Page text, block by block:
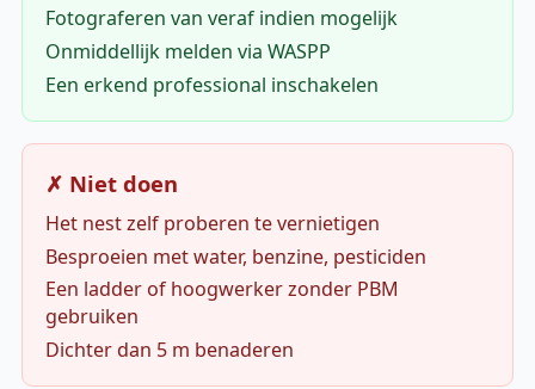
Fotograferen van veraf indien mogelijk
Onmiddellijk melden via WASPP
Een erkend professional inschakelen
✗ Niet doen
Het nest zelf proberen te vernietigen
Besproeien met water, benzine, pesticiden
Een ladder of hoogwerker zonder PBM
gebruiken
Dichter dan 5 m benaderen